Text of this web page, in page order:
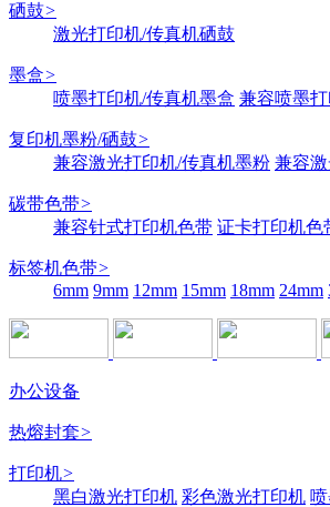
硒鼓>
激光打印机/传真机硒鼓
墨盒>
喷墨打印机/传真机墨盒 兼容喷墨
复印机墨粉/硒鼓>
兼容激光打印机/传真机墨粉 兼容
碳带色带>
兼容针式打印机色带 证卡打印机色
标签机色带>
6mm 9mm 12mm 15mm 18mm 24mm
办公设备
热熔封套>
打印机>
黑白激光打印机 彩色激光打印机